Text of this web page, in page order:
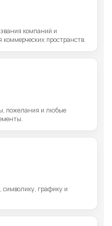
компаний и
пространств.
пожелания и любые
графику и